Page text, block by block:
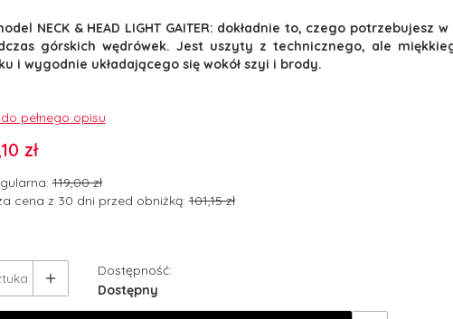
NECK & HEAD LIGHT GAITER: dokładnie to, czego potrzebujesz
górskich wędrówek. Jest uszyty z technicznego, ale
i wygodnie układającego się wokół szyi i brody.
pełnego opisu
zł
119,00 zł
cena z 30 dni przed obniżką: 101,15 zł
Dostępność:
Dostępny